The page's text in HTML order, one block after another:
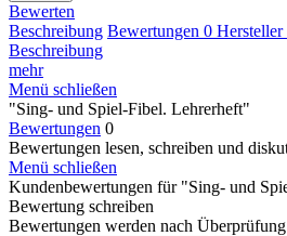
Bewerten
Beschreibung Bewertungen 0
Beschreibung
mehr
Menü schließen
"Sing- und Spiel-Fibel. Lehrerheft"
Bewertungen 0
Bewertungen lesen, schreiben und
Menü schließen
Kundenbewertungen für "Sing- und
Bewertung schreiben
Bewertungen werden nach